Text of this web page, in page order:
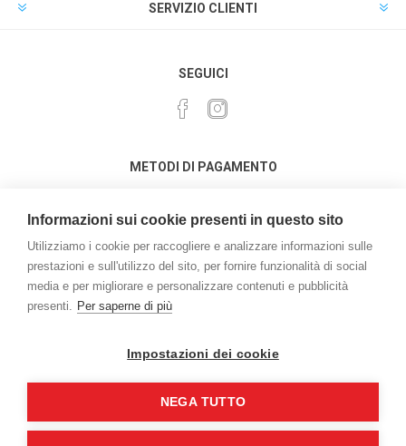
SERVIZIO CLIENTI
SEGUICI
METODI DI PAGAMENTO
Powered by
riservati | P.iva e C.F. 03162050276
Informazioni sui cookie presenti in questo sito
Utilizziamo i cookie per raccogliere e analizzare informazioni sulle
prestazioni e sull'utilizzo del sito, per fornire funzionalità di social
media e per migliorare e personalizzare contenuti e pubblicità
presenti. Per saperne di più
Impostazioni dei cookie
NEGA TUTTO